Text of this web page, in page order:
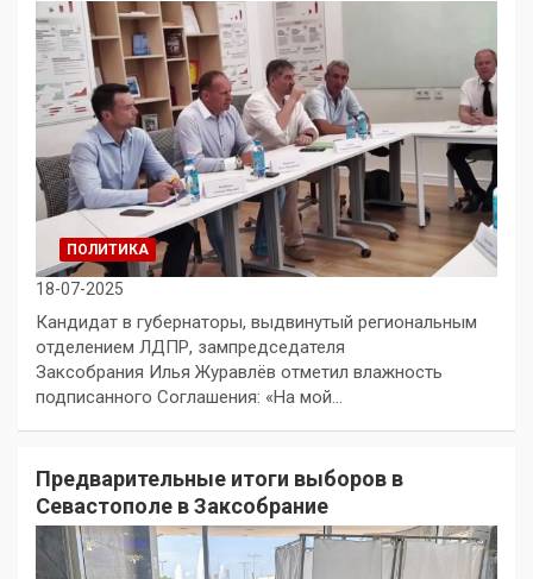
ПОЛИТИКА
18-07-2025
Кандидат в губернаторы, выдвинутый региональным
отделением ЛДПР, зампредседателя
Заксобрания Илья Журавлёв отметил влажность
подписанного Соглашения: «На мой…
Предварительные итоги выборов в
Севастополе в Заксобрание